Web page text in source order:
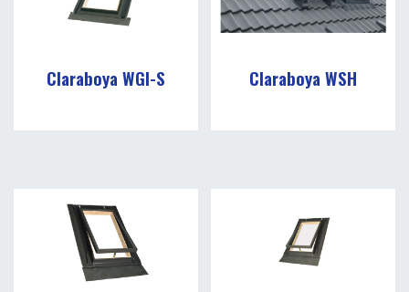
Claraboya WGI-S Claraboya WSH